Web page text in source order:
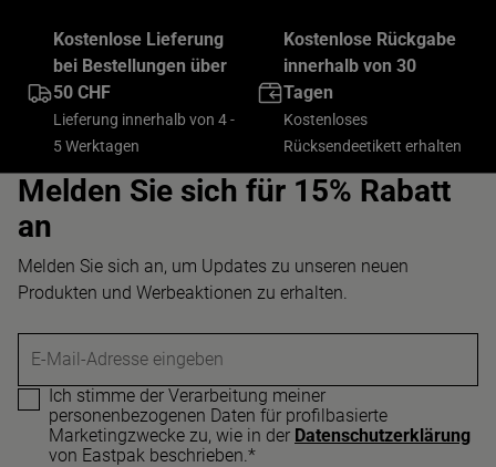
Kostenlose Lieferung
bei Bestellungen über
50 CHF
Lieferung innerhalb von 4 -
5 Werktagen
Kostenlose Rückgabe
innerhalb von 30
Tagen
Kostenloses
Rücksendeetikett erhalten
Melden Sie sich für 15% Rabatt
an
Melden Sie sich an, um Updates zu unseren neuen
Produkten und Werbeaktionen zu erhalten.
E-Mail-Adresse eingeben
Ich stimme der Verarbeitung meiner
personenbezogenen Daten für profilbasierte
Marketingzwecke zu, wie in der Datenschutzerklärung
von Eastpak beschrieben.*